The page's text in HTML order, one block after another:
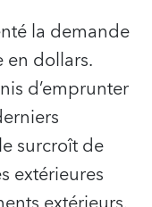
la demande
en dollars.
d’emprunter
surcroît de
extérieures